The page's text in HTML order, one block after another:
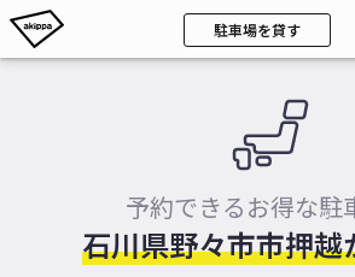
駐車場を貸す
予約できるお得な駐
石川県野々市市押越